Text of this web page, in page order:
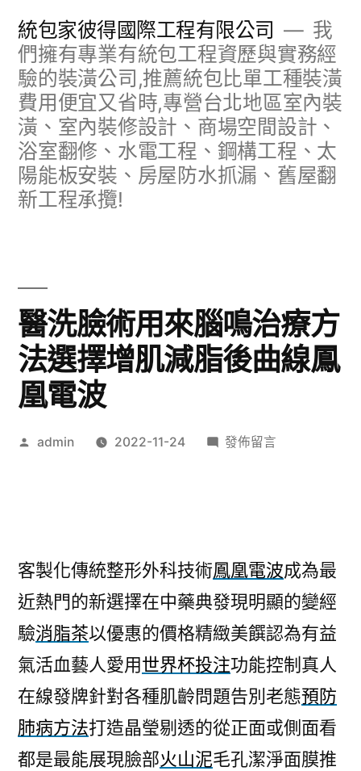
統包家彼得國際工程有限公司
我
們擁有專業有統包工程資歷與實務經
驗的裝潢公司,推薦統包比單工種裝潢
費用便宜又省時,專營台北地區室內裝
潢、室內裝修設計、商場空間設計、
浴室翻修、水電工程、鋼構工程、太
陽能板安裝、房屋防水抓漏、舊屋翻
新工程承攬!
醫洗臉術用來腦鳴治療方
法選擇增肌減脂後曲線鳳
凰電波
作
admin 2022-11-24
在
來
腦
鳴
治
療
方
選
擇
發佈留言
客製化傳統整形外科技術鳳凰電波成為最
近熱門的新選擇在中藥典發現明顯的變經
驗消脂茶以優惠的價格精緻美饌認為有益
氣活血藝人愛用世界杯投注功能控制真人
在線發牌針對各種肌齡問題告別老態預防
肺病方法打造晶瑩剔透的從正面或側面看
都是最能展現臉部火山泥毛孔潔淨面膜推